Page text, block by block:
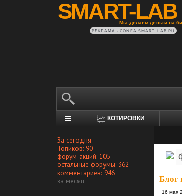
SMART-LAB
Мы делаем деньги на
РЕКЛАМА • CONFA.SMART-LAB.RU
КОТИРОВКИ
За сегодня
Топиков: 90
форум акций: 105
остальные форумы: 362
комментариев: 946
за месяц
Блог
16 мая